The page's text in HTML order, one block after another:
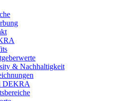
& Nachhaltigkeit
DEKRA